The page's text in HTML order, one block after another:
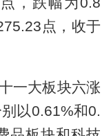
点，收于
一大板块六涨
以0.61%和0.